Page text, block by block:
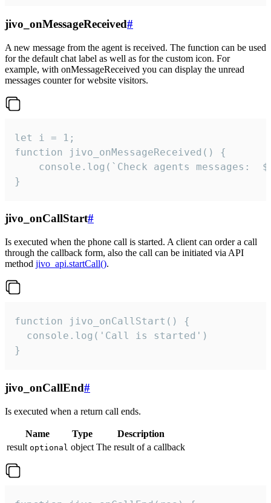
jivo_onMessageReceived#
A new message from the agent is received. The function can be used
for the default chat label as well as for the custom icon. For
example, with onMessageReceived you can display the unread
messages counter for website visitors.
let i = 1;
function jivo_onMessageReceived() {
}
jivo_onCallStart#
Is executed when the phone call is started. A client can order a call
through the callback form, also the call can be initiated via API
method jivo_api.startCall().
function jivo_onCallStart() {
  console.log('Call is started')
}
jivo_onCallEnd#
Is executed when a return call ends.
Name Type
Description
result optional object The result of a callback